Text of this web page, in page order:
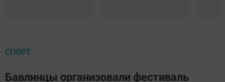
СПОРТ
Бавлинцы организовали фестиваль